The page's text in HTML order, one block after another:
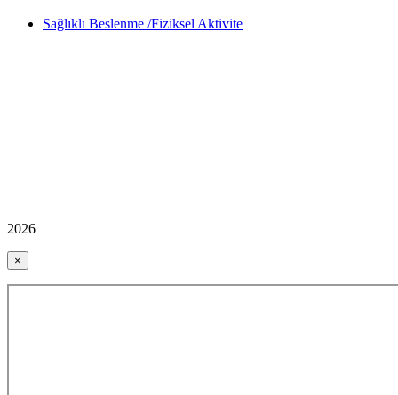
Sağlıklı Beslenme /Fiziksel Aktivite
2026
×